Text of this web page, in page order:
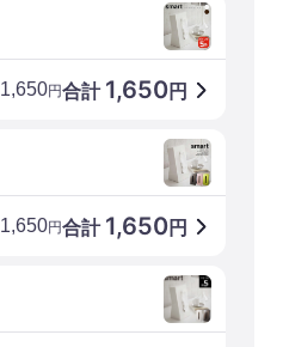
合計 1,650円
1,650円
合計 1,650円
1,650円